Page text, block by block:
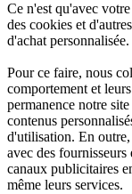
Ce n'est qu'avec
des cookies et
d'achat personnalisée.
Pour ce faire, nous
comportement et
permanence notre
contenus
d'utilisation. En
avec des
canaux publicitaires
même leurs services.